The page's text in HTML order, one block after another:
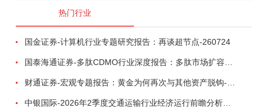
热门行业
国金证券-计算机行业专题研究报告：再谈超节点-260724
中银国际-2026年2季度交通运输行业经济运行前瞻分析：地缘冲突致航运和航空景气度分化，交通基础设施板块总体呈现稳健特征-260724